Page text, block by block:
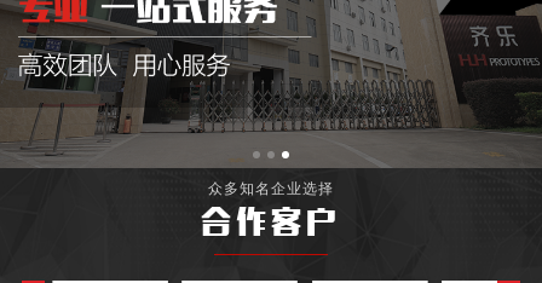
众多知名企业选择
合作客户